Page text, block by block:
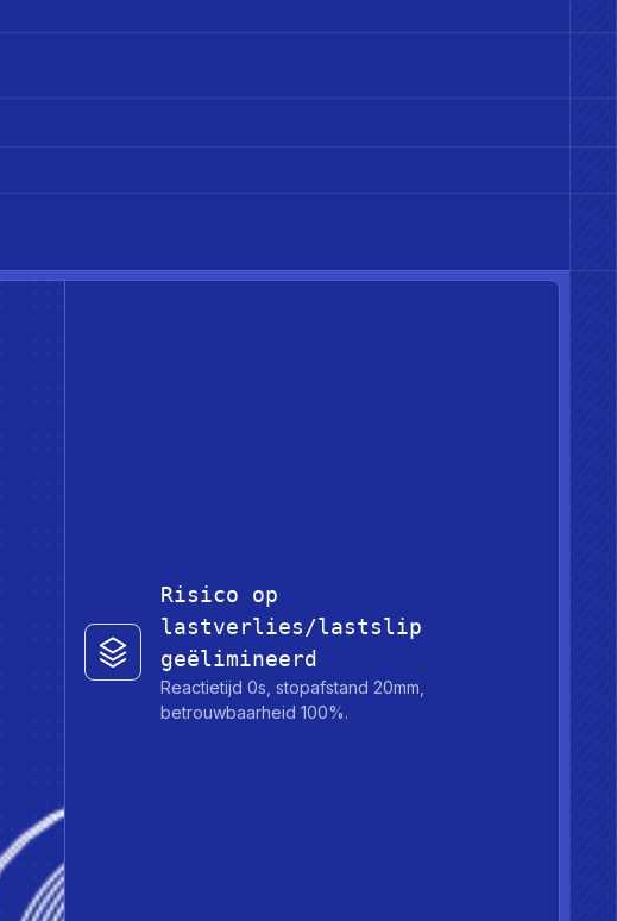
Risico op
lastverlies/lastslip
geëlimineerd
Reactietijd 0s, stopafstand 20mm,
betrouwbaarheid 100%.